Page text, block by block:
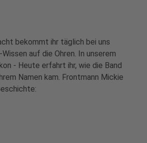
bekommt ihr täglich bei uns
auf die Ohren. In unserem
- Heute erfahrt ihr, wie die Band
Namen kam. Frontmann Mickie